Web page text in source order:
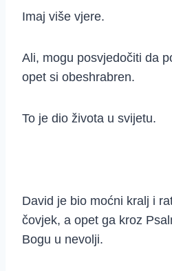
Imaj više vjere.
Ali, mogu posvjedočiti da
opet si obeshrabren.
To je dio života u svijetu.
David je bio moćni kralj i
čovjek, a opet ga kroz
Bogu u nevolji.